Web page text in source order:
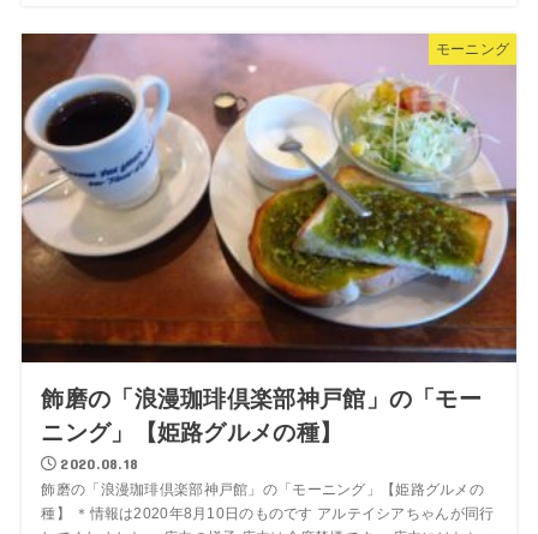
モーニング
飾磨の「浪漫珈琲倶楽部神戸館」の「モー
ニング」【姫路グルメの種】
2020.08.18
飾磨の「浪漫珈琲倶楽部神戸館」の「モーニング」【姫路グルメの
種】 ＊情報は2020年8月10日のものです アルテイシアちゃんが同行